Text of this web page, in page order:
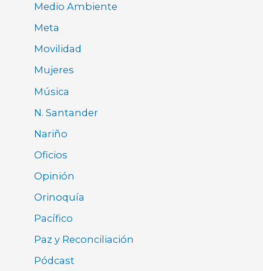
Medio Ambiente
Meta
Movilidad
Mujeres
Música
N. Santander
Nariño
Oficios
Opinión
Orinoquía
Pacífico
Paz y Reconciliación
Pódcast